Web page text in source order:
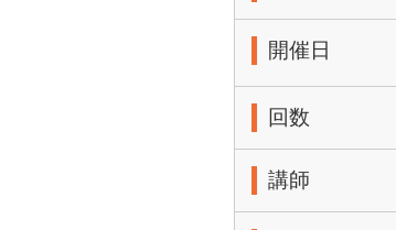
開催日
回数
講師